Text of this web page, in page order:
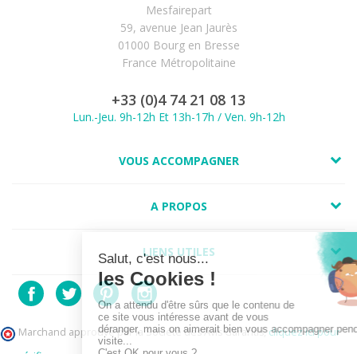
Mesfairepart
59, avenue Jean Jaurès
01000 Bourg en Bresse
France Métropolitaine
+33 (0)4 74 21 08 13
Lun.-Jeu. 9h-12h Et 13h-17h / Ven. 9h-12h
VOUS ACCOMPAGNER
A PROPOS
LIENS UTILES
Marchand approuvé par la Société des Avis Garantis,cliquez ici pour